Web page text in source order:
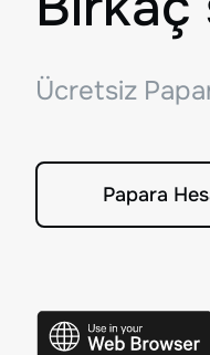
Ücretsiz
Papara